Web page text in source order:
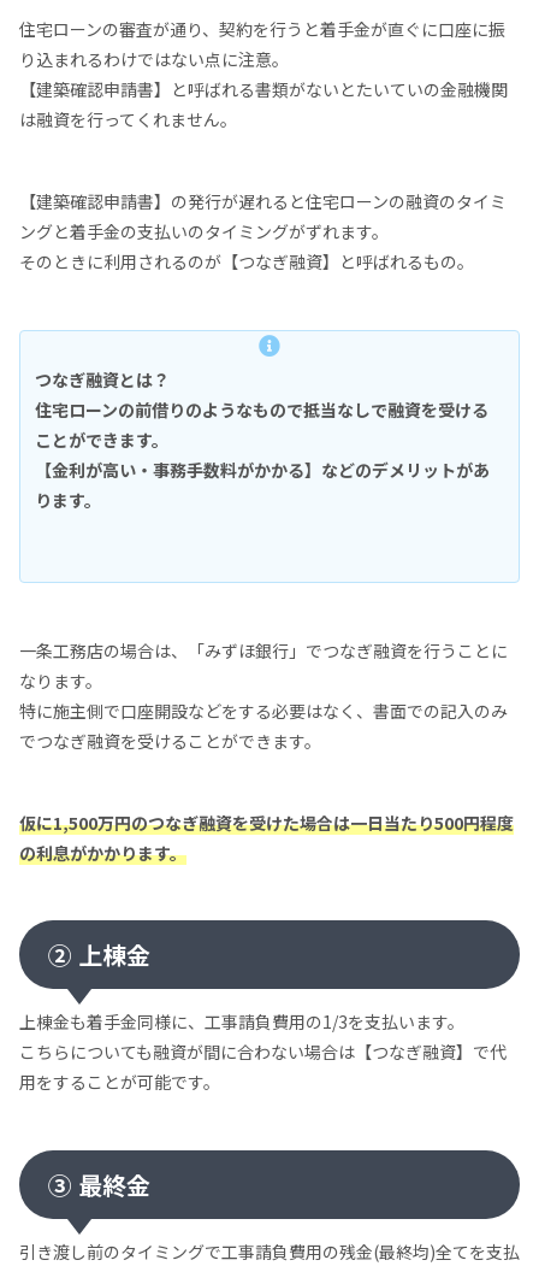
住宅ローンの審査が通り、契約を行うと着手金が直ぐに口座に振
り込まれるわけではない点に注意。
【建築確認申請書】と呼ばれる書類がないとたいていの金融機関
は融資を行ってくれません。
【建築確認申請書】の発行が遅れると住宅ローンの融資のタイミ
ングと着手金の支払いのタイミングがずれます。
そのときに利用されるのが【つなぎ融資】と呼ばれるもの。
つなぎ融資とは？
住宅ローンの前借りのようなもので抵当なしで融資を受ける
ことができます。
【金利が高い・事務手数料がかかる】などのデメリットがあ
ります。
一条工務店の場合は、「みずほ銀行」でつなぎ融資を行うことに
なります。
特に施主側で口座開設などをする必要はなく、書面での記入のみ
でつなぎ融資を受けることができます。
仮に1,500万円のつなぎ融資を受けた場合は一日当たり500円程度
の利息がかかります。
② 上棟金
上棟金も着手金同様に、工事請負費用の1/3を支払います。
こちらについても融資が間に合わない場合は【つなぎ融資】で代
用をすることが可能です。
③ 最終金
引き渡し前のタイミングで工事請負費用の残金(最終均)全てを支払